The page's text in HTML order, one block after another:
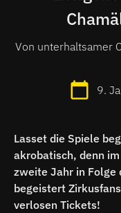
Von unterhaltsamer
9.
Lasset die Spiele
akrobatisch, denn im
zweite Jahr in Folge
begeistert
verlosen Tickets!